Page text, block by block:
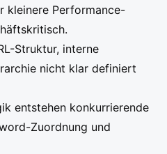
kleinere Performance-
Struktur, interne
nicht klar definiert
entstehen konkurrierende
Zuordnung und